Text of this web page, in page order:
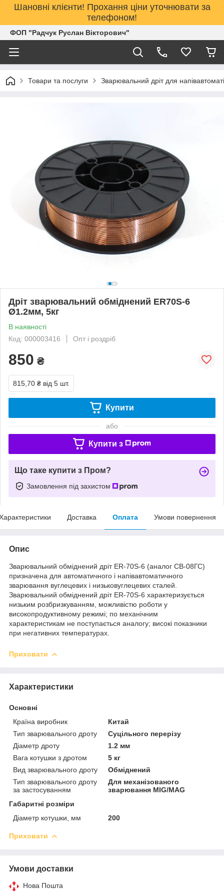
Шановні клієнти! Прохання ціни уточнювати за
телефоном!
ФОП "Радчук Руслан Вікторович"
Товари та послуги Зварювальний дріт для
Дріт зварювальний обміднений ER70S-6
Ø1.2мм, 5кг
В наявності
Код: 000003416
Опт і роздріб
850 ₴
815,70 ₴ від 5 шт.
Купити
або
Купити з
Що таке купити з Пром?
Замовлення під захистом
Доставка Оплата Умови повернення
Опис
Зварювальний обміднений дріт ER-70S-6 (аналог СВ-08ГС)
призначена для автоматичного і напівавтоматичного
зварювання вуглецевих і низьковуглецевих сталей.
Зварювальний обміднений дріт ER-70S-6 характеризується
низьким розбризкуванням, можливістю роботи у
високопродуктивному режимі; по механічним
характеристикам не поступається аналогу; високі показники
при негативних температурах.
Приховати
Характеристики
Основні
Країна виробник
Китай
Тип зварювального дроту
Суцільного перерізу
Діаметр дроту
1.2 мм
Вага котушки з дротом
5 кг
Вид зварювального дроту
Обміднений
Тип зварювального дроту
за застосуванням
Для механізованого
зварювання MIG/MAG
Габаритні розміри
Діаметр котушки, мм
200
Приховати
Умови доставки
Нова Пошта